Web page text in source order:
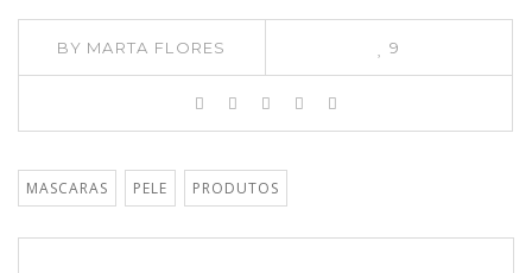
BY MARTA FLORES 9
MASCARAS PELE PRODUTOS